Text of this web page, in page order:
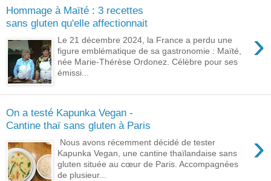
Hommage à Maïté : 3 recettes
sans gluten qu'elle affectionnait
›
Le 21 décembre 2024, la France a perdu une
figure emblématique de sa gastronomie : Maïté,
née Marie-Thérèse Ordonez. Célèbre pour ses
émissi...
On a testé Kapunka Vegan -
Cantine thaï sans gluten à Paris
›
Nous avons récemment décidé de tester
Kapunka Vegan, une cantine thaïlandaise sans
gluten située au cœur de Paris. Accompagnées
de plusieur...